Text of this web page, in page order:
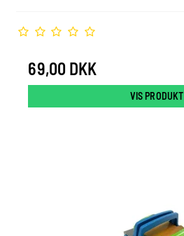
69,00 DKK
VIS PRODUKT